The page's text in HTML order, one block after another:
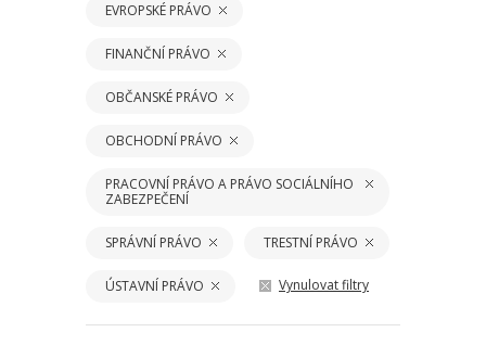
EVROPSKÉ PRÁVO
FINANČNÍ PRÁVO
OBČANSKÉ PRÁVO
OBCHODNÍ PRÁVO
PRACOVNÍ PRÁVO A PRÁVO SOCIÁLNÍHO
ZABEZPEČENÍ
SPRÁVNÍ PRÁVO TRESTNÍ PRÁVO
ÚSTAVNÍ PRÁVO Vynulovat filtry